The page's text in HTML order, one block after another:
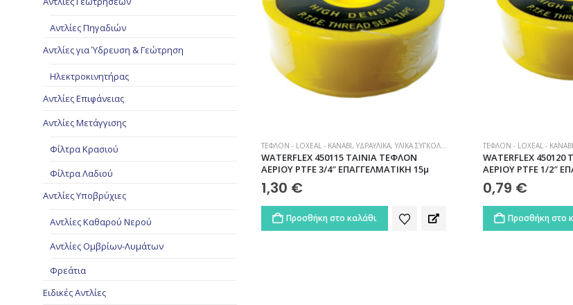
ΤΕΦΛΌΝ - LOXEAL - ΚΑΝΆΒΙ, ΥΔΡΑΥΛΙΚΆ, ΥΛΙΚΆ ΣΥΓΚΌΛΗΣΗΣ – ΣΤΕΓΑΝΟΠΟΊΗΣΗΣ
WATERFLEX 450115 ΤΑΙΝΙΑ ΤΕΦΛΟΝ
ΑΕΡΙΟΥ PTFE 3/4″ ΕΠΑΓΓΕΛΜΑΤΙΚΗ 15μ
1,30 €
Προσθήκη στο καλάθι
ΤΕΦΛΌΝ - LOXEAL - ΚΑΝΆΒΙ
WATERFLEX
ΑΕΡΙΟΥ PTFE 1/2″
0,79 €
Προσθήκη στο
Αντλίες Πηγαδιών
Αντλίες για Ύδρευση & Γεώτρηση
Ηλεκτροκινητήρας
Αντλίες Επιφάνειας
Αντλίες Μετάγγισης
Φίλτρα Κρασιού
Φίλτρα Λαδιού
Αντλίες Υποβρύχιες
Αντλίες Καθαρού Νερού
Αντλίες Ομβρίων-Λυμάτων
Φρεάτια
Ειδικές Αντλίες